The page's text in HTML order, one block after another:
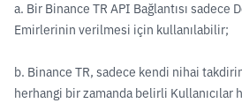
a. Bir Binance TR API Bağlantısı sadece
Emirlerinin verilmesi için kullanılabilir;
b. Binance TR, sadece kendi nihai
herhangi bir zamanda belirli Kullanıcılar